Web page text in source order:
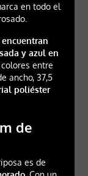
en todo el
encuentran
y azul en
entre
ancho, 37,5
poliéster
de
es de